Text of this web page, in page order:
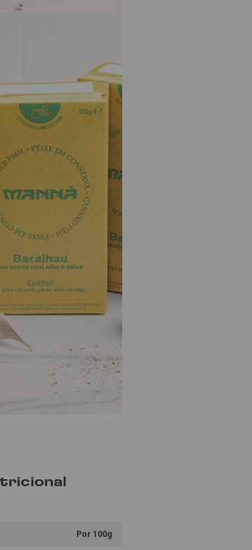
Por 100g